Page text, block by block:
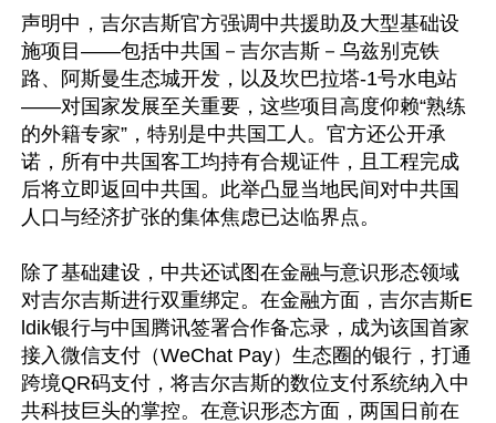
声明中，吉尔吉斯官方强调中共援助及大型基础设
施项目——包括中共国－吉尔吉斯－乌兹别克铁
路、阿斯曼生态城开发，以及坎巴拉塔-1号水电站
——对国家发展至关重要，这些项目高度仰赖“熟练
的外籍专家”，特别是中共国工人。官方还公开承
诺，所有中共国客工均持有合规证件，且工程完成
后将立即返回中共国。此举凸显当地民间对中共国
人口与经济扩张的集体焦虑已达临界点。
除了基础建设，中共还试图在金融与意识形态领域
对吉尔吉斯进行双重绑定。在金融方面，吉尔吉斯E
ldik银行与中国腾讯签署合作备忘录，成为该国首家
接入微信支付（WeChat Pay）生态圈的银行，打通
跨境QR码支付，将吉尔吉斯的数位支付系统纳入中
共科技巨头的掌控。在意识形态方面，两国日前在